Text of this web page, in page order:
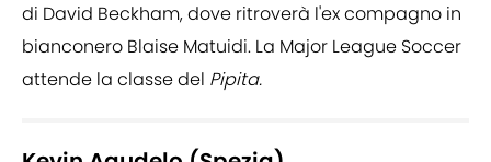
di David Beckham, dove ritroverà l'ex compagno in
bianconero Blaise Matuidi. La Major League Soccer
attende la classe del Pipita.